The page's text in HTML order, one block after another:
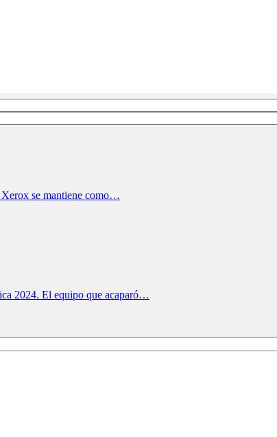
Xerox se mantiene como…
2024. El equipo que acaparó…